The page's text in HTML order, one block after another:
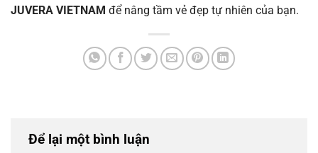
JUVERA VIETNAM để nâng tầm vẻ đẹp tự nhiên của bạn.
Để lại một bình luận